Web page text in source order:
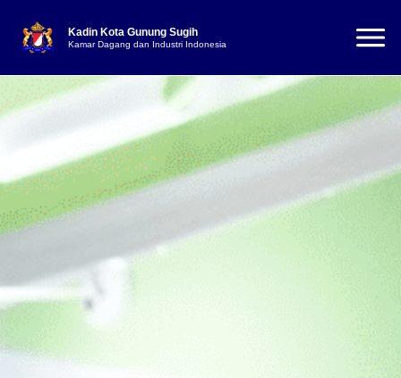
Kadin Kota Gunung Sugih
Kamar Dagang dan Industri Indonesia